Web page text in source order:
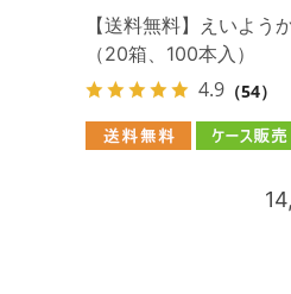
【送料無料】えいよう
（20箱、100本入）
4.9 （54）